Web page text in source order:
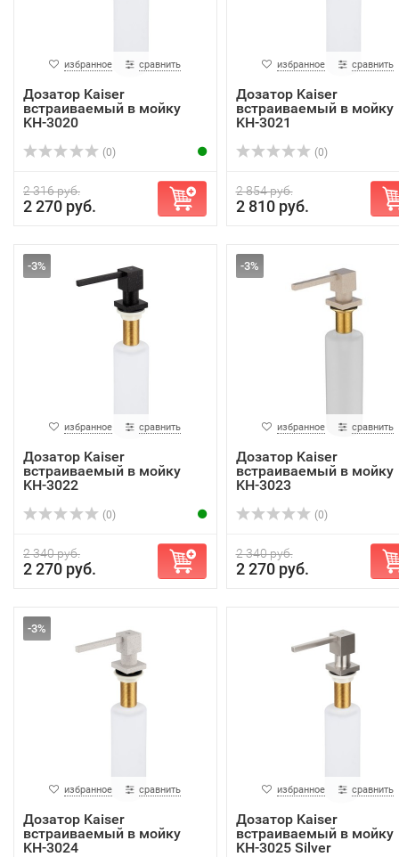
избранное сравнить
Дозатор Kaiser
встраиваемый в мойку
KH-3020
(0)
2 316 руб.
2 270 руб.
избранное сравнить
Дозатор Kaiser
встраиваемый в мойку
KH-3021
(0)
2 854 руб.
2 810 руб.
-3%
избранное сравнить
Дозатор Kaiser
встраиваемый в мойку
KH-3022
(0)
2 340 руб.
2 270 руб.
-3%
избранное сравнить
Дозатор Kaiser
встраиваемый в мойку
KH-3023
(0)
2 340 руб.
2 270 руб.
-3%
избранное сравнить
Дозатор Kaiser
встраиваемый в мойку
KH-3024
избранное сравнить
Дозатор Kaiser
встраиваемый в мойку
KH-3025 Silver